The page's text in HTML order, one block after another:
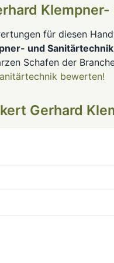
für diesen
und Sanitärtechnik
Schafen der
bewerten!
Gerhard